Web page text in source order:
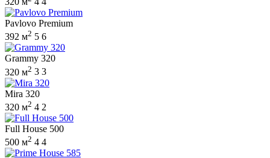
Pavlovo Premium
392 м2 5 6
Grammy 320
320 м2 3 3
Mira 320
320 м2 4 2
Full House 500
500 м2 4 4